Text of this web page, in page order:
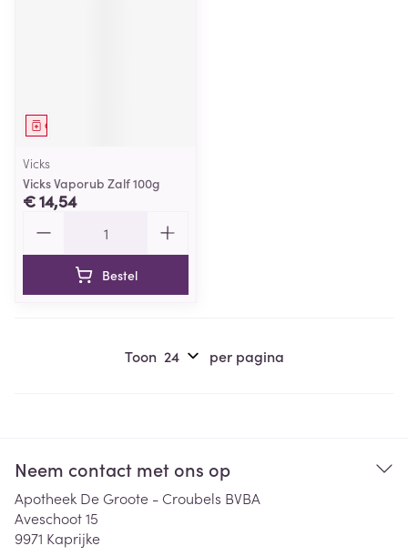
Geneesmiddel
Vicks
Vicks Vaporub Zalf 100g
€ 14,54
Bestel
Toon per pagina
Neem contact met ons op
Apotheek De Groote - Croubels BVBA
Aveschoot 15
9971 Kaprijke